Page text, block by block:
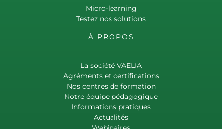
Micro-learning
Testez nos solutions
À PROPOS
La société VAELIA
Agréments et certifications
Nos centres de formation
Notre équipe pédagogique
Informations pratiques
Actualités